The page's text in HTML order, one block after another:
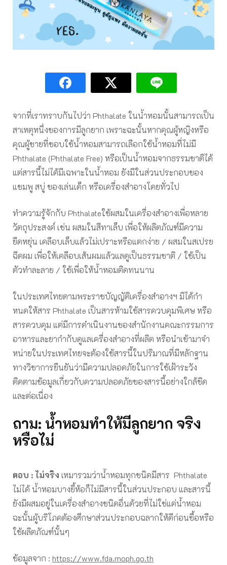
จากที่เราทราบกันไปว่า Phthalate ในน้ำหอมนั้นสามารถเป็น
สาเหตุหนึ่งของการมีลูกยาก เพราะฉะนั้นหากคุณผู้หญิงหรือ
คุณผู้ชายที่ชอบใช้น้ำหอมสามารถเลือกใช้น้ำหอมที่ไม่มี
Phthalate (Phthalate Free) หรือเป็นน้ำหอมจากธรรมชาติได้
แต่สารนี้ไม่ได้มีเฉพาะในน้ำหอม ยังมีในส่วนประกอบของ
แชมพู สบู่ ของเล่นเด็ก หรือเครื่องสำอางโดยทั่วไป
ทำความรู้จักกับ Phthalateใช้ผสมในเครื่องสําอางเพื่อหลาย
วัตถุประสงค์ เช่น ผสมในสีทาเล็บ เพื่อให้ผลิตภัณฑ์มีความ
ยืดหยุ่น เคลือบเล็บแล้วไม่เปราะหรือแตกง่าย / ผสมในสเปรย
ฉีดผม เพื่อให้เคลือบเส้นผมแล้วแลดูเป็นธรรมชาติ / ใช้เป็น
ตัวทำละลาย / ใช้เพื่อให้น้ำหอมติดทนนาน
ในประเทศไทยตามพระราชบัญญัติเครื่องสําอางฯ มิได้กํา
หนดให้สาร Phthalate เป็นสารห้ามใช้สารควบคุมพิเศษ หรือ
สารควบคุม แต่มีการดําเนินงานของสํานักงานคณะกรรมการ
อาหารและยากํากับดูแลเครื่องสําอางที่ผลิต หรือนําเข้ามาจํา
หน่ายในประเทศไทยจะต้องใช้สารนี้ในปริมาณที่มีหลักฐาน
ทางวิชาการยืนยันว่ามีความปลอดภัยในการใช้เฝ้าระวัง
ติดตามข้อมูลเกี่ยวกับความปลอดภัยของสารนี้อย่างใกล้ชิด
และต่อเนื่อง
ถาม: น้ำหอมทำให้มีลูกยาก จริง
หรือไม่
ตอบ : ไม่จริง เหมารวมว่าน้ำหอมทุกชนิดมีสาร Phthalate
ไม่ได้ น้ำหอมบางยี้ห้อก็ไม่มีสารนี้ในส่วนประกอบ และสารนี้
ยังมีผสมอยู่ในเครื่องสำอางชนิดอื่นด้วยที่ไม่ใช่แค่น้ำหอม
ฉะนั้นผู้บริโภคต้องศึกษาส่วนประกอบฉลากให้ดีก่อนซื้อหรือ
ใช้ผลิตภัณฑ์นั้นๆ
ข้อมูลจาก : https://www.fda.moph.go.th